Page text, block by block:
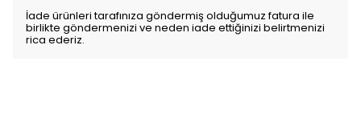
İade ürünleri tarafınıza göndermiş olduğumuz fatura ile
birlikte göndermenizi ve neden iade ettiğinizi belirtmenizi
rica ederiz.